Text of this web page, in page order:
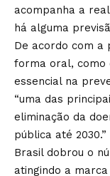
acompanha a
há alguma
De acordo com a
forma oral, como
essencial na
“uma das
eliminação da
pública até
Brasil dobrou o
atingindo a marca